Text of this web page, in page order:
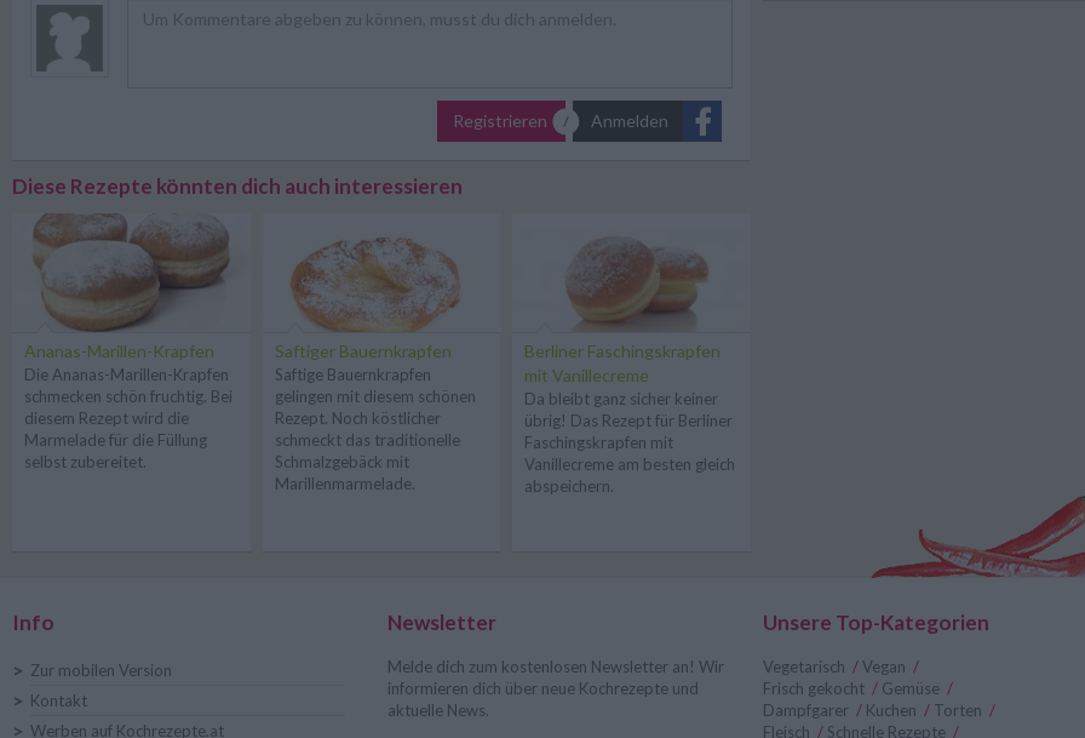
Registrieren Anmelden
Diese Rezepte könnten dich auch interessieren
Ananas-Marillen-Krapfen
Die Ananas-Marillen-Krapfen
schmecken schön fruchtig. Bei
diesem Rezept wird die
Marmelade für die Füllung
selbst zubereitet.
Saftiger Bauernkrapfen
Saftige Bauernkrapfen
gelingen mit diesem schönen
Rezept. Noch köstlicher
schmeckt das traditionelle
Schmalzgebäck mit
Marillenmarmelade.
Berliner Faschingskrapfen
mit Vanillecreme
Da bleibt ganz sicher keiner
übrig! Das Rezept für Berliner
Faschingskrapfen mit
Vanillecreme am besten gleich
abspeichern.
Info
> Zur mobilen Version
> Kontakt
> Werben auf Kochrezepte.at
Newsletter
Melde dich zum kostenlosen Newsletter an! Wir
informieren dich über neue Kochrezepte und
aktuelle News.
Unsere Top-Kategorien
Vegetarisch /Vegan /
Frisch gekocht / Gemüse /
Dampfgarer / Kuchen / Torten /
Fleisch / Schnelle Rezepte /